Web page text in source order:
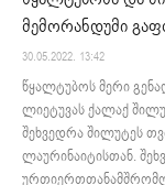
მემორანდუმი
30.05.2022. 13:42
წყალტუბოს მერი
ლიეტუვას ქალაქ
შეხვედრა შილუტეს
ლაურინაიტისთან.